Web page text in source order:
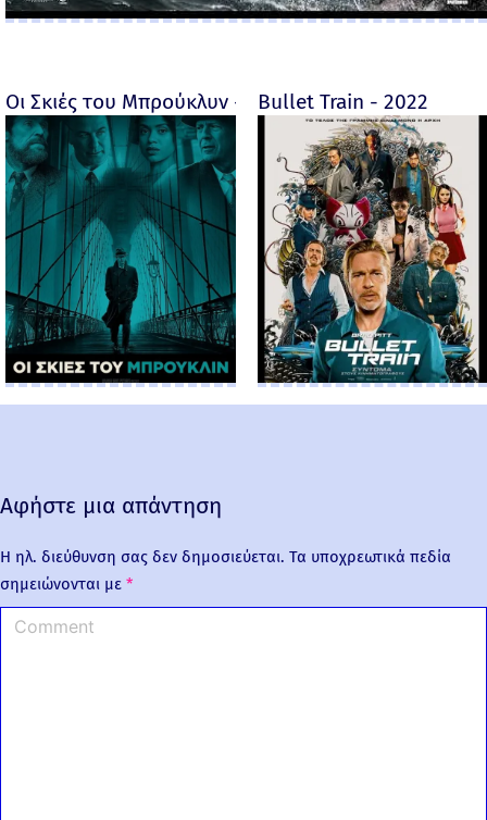
Οι Σκιές του Μπρούκλυν - Motherless Brooklyn -
Bullet Train - 2022
Αφήστε μια απάντηση
Η ηλ. διεύθυνση σας δεν δημοσιεύεται. Τα υποχρεωτικά πεδία
σημειώνονται με *